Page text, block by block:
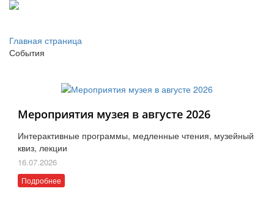
Главная страница
События
Мероприятия музея в августе 2026
Интерактивные программы, медленные чтения, музейный
квиз, лекции
16.07.2026
Подробнее